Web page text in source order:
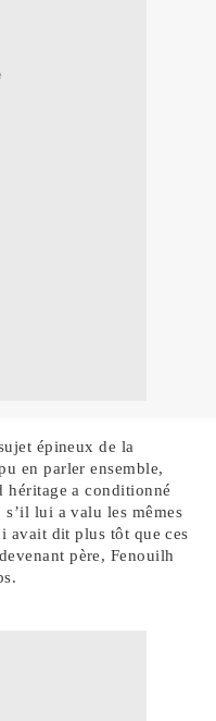
épineux de la
en parler ensemble,
héritage a conditionné
lui a valu les mêmes
avait dit plus tôt que ces
père, Fenouilh